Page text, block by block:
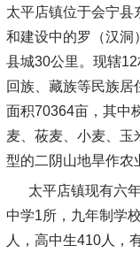
太平店镇位于会宁县
和建设中的罗（汉
县城30公里。现辖
回族、藏族等民族
面积70364亩，其中
麦、莜麦、小麦、玉
型的二阴山地旱作农
太平店镇现有六
中学1所，九年制学
人，高中生410人，